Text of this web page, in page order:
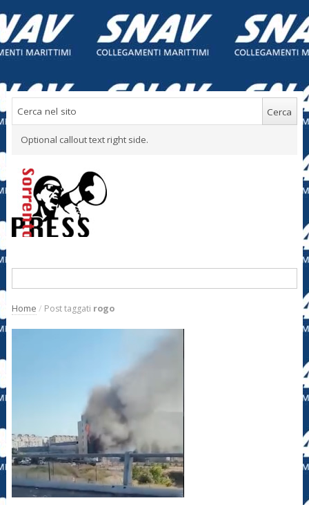
Optional callout text right side.
Home / Post taggati rogo